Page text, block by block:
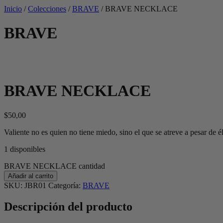
Inicio /Colecciones /BRAVE /BRAVE NECKLACE
BRAVE
BRAVE NECKLACE
$50,00
Valiente no es quien no tiene miedo, sino el que se atreve a pesar de
1 disponibles
BRAVE NECKLACE cantidad
Añadir al carrito
SKU: JBR01 Categoría: BRAVE
Descripción del producto